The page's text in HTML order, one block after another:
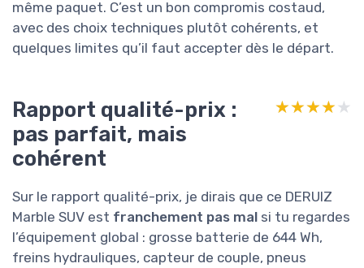
même paquet. C’est un bon compromis costaud,
avec des choix techniques plutôt cohérents, et
quelques limites qu’il faut accepter dès le départ.
Rapport qualité-prix :
pas parfait, mais
cohérent
★★★★★
★★★★★
Sur le rapport qualité-prix, je dirais que ce DERUIZ
Marble SUV est franchement pas mal si tu regardes
l’équipement global : grosse batterie de 644 Wh,
freins hydrauliques, capteur de couple, pneus